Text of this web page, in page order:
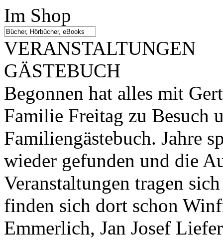
Im Shop
VERANSTALTUNGEN
GÄSTEBUCH
Begonnen hat alles mit
Familie Freitag zu Besuch
Familiengästebuch. Jahre
wieder gefunden und die
Veranstaltungen tragen
finden sich dort schon
Emmerlich, Jan Josef